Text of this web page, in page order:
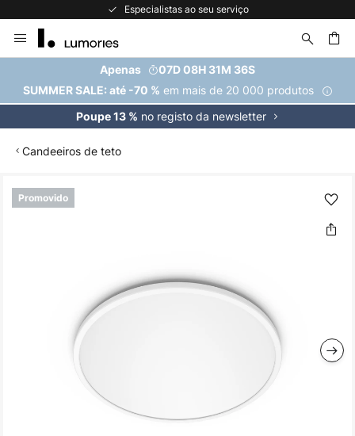
Especialistas ao seu serviço
para
Conteúdo
Apenas
07D 08H 31M 35S
SUMMER SALE: até -70 % em mais de 20 000 produtos
Poupe 13 % no registo da newsletter
Candeeiros de teto
Promovido
Saltar
para